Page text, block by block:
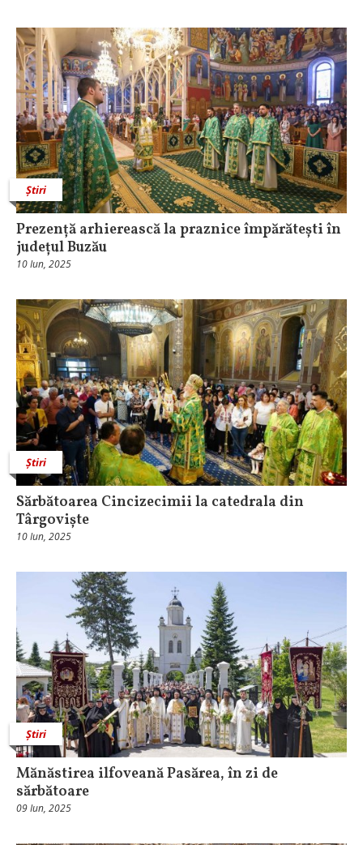
Știri
Prezență arhierească la praznice împărătești în
județul Buzău
10 Iun, 2025
Știri
Sărbătoarea Cincizecimii la catedrala din
Târgoviște
10 Iun, 2025
Știri
Mănăstirea ilfoveană Pasărea, în zi de
sărbătoare
09 Iun, 2025